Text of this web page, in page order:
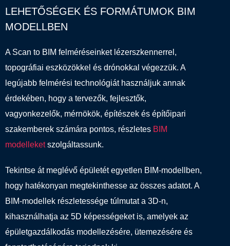
LEHETŐSÉGEK ÉS FORMÁTUMOK BIM
MODELLBEN
A Scan to BIM felméréseinket lézerszkennerrel,
topográfiai eszközökkel és drónokkal végezzük. A
legújabb felmérési technológiát használjuk annak
érdekében, hogy a tervezők, fejlesztők,
vagyonkezelők, mérnökök, építészek és építőipari
szakemberek számára pontos, részletes BIM
modelleketszolgáltassunk.
Tekintse át meglévő épületét egyetlen BIM-modellben,
hogy hatékonyan megtekinthesse az összes adatot. A
BIM-modellek részletessége túlmutat a 3D-n,
kihasználhatja az 5D képességeket is, amelyek az
épületgazdálkodás modellezésére, ütemezésére és